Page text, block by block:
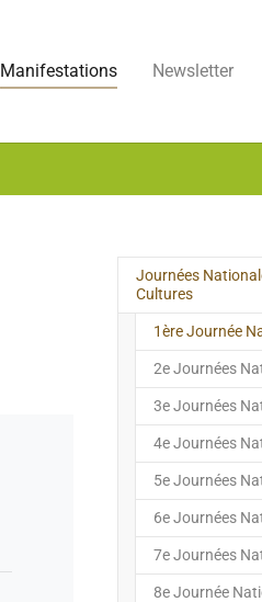
Manifestations Newsletter
Journées
Cultures
1ère Journée
2e Journées
3e Journées
4e Journées
5e Journées
6e Journées
7e Journées
8e Journée